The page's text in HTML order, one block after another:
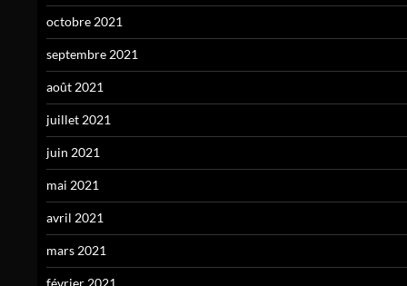
octobre 2021
septembre 2021
août 2021
juillet 2021
juin 2021
mai 2021
avril 2021
mars 2021